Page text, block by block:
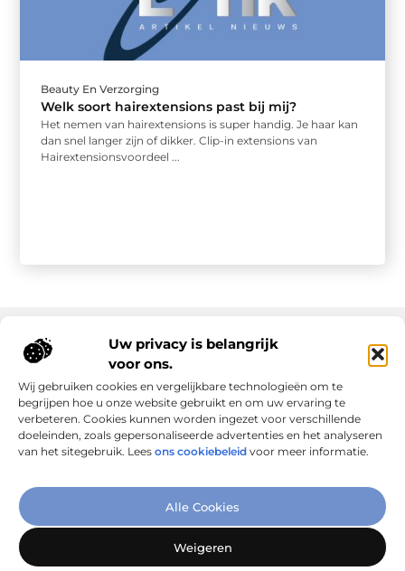
Uw privacy is belangrijk
voor ons.
Wij gebruiken cookies en vergelijkbare technologieën om te
begrijpen hoe u onze website gebruikt en om uw ervaring te
verbeteren. Cookies kunnen worden ingezet voor verschillende
doeleinden, zoals gepersonaliseerde advertenties en het analyseren
van het sitegebruik. Lees ons cookiebeleid voor meer informatie.
Alle Cookies
Weigeren
Beauty En Verzorging
Welk soort hairextensions past bij mij?
Het nemen van hairextensions is super handig. Je haar kan
dan snel langer zijn of dikker. Clip-in extensions van
Hairextensionsvoordeel ...
Verbind Artikelen, Deel Inzichten
vandaag nog!
Onze informatie